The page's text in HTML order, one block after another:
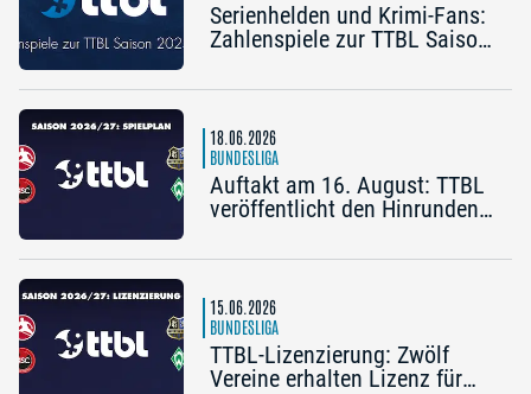
Serienhelden und Krimi-Fans:
Zahlenspiele zur TTBL Saison
18.06.2026
BUNDESLIGA
Auftakt am 16. August: TTBL
veröffentlicht den Hinrunden-
15.06.2026
BUNDESLIGA
TTBL-Lizenzierung: Zwölf
Vereine erhalten Lizenz für